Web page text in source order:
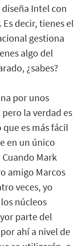
Intel con
decir, tienes el
gestiona
algo del
¿sabes?
por unos
la verdad es
es más fácil
en un único
Mark
amigo Marcos
veces, yo
núcleos
parte del
ahí a nivel de